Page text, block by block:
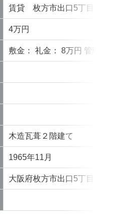
賃貸 枚方市出口5丁目 テラ
4万円
敷金： 礼金： 8万円 管理費：
木造瓦葺２階建て
1965年11月
大阪府枚方市出口5丁目１６－